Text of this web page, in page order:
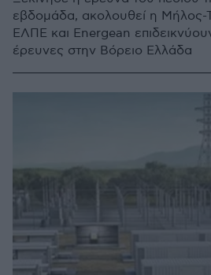
εβδομάδα, ακολουθεί η Μήλος-
ΕΛΠΕ και Εnergean
έρευνες στην Βόρειο Ελλάδα